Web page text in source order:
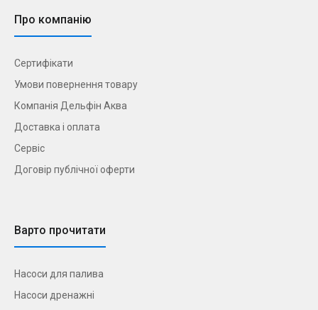
Про компанію
Сертифікати
Умови повернення товару
Компанія Дельфін Аква
Доставка і оплата
Сервіс
Договір публічної оферти
Варто прочитати
Насоси для палива
Насоси дренажні